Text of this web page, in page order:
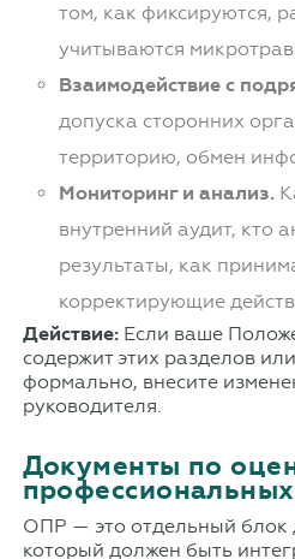
том, как фиксируются,
учитываются
Взаимодействие с
допуска сторонних
территорию, обмен
Мониторинг и анализ.
внутренний аудит, кто
результаты, как
корректирующие
Действие:Если ваше
содержит этих разделов
формально, внесите
руководителя.
Документы по
ОПР — это отдельный блок
который должен быть